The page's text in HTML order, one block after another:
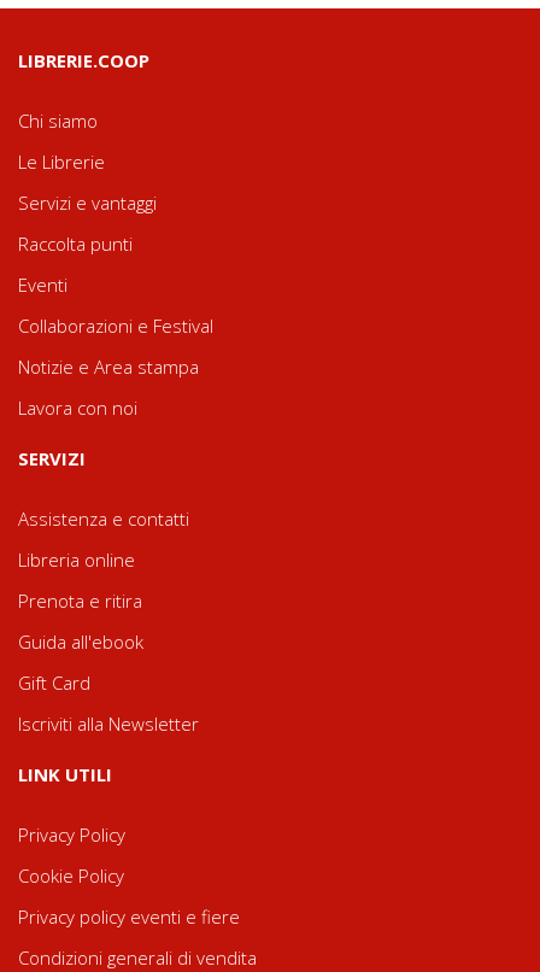
LIBRERIE.COOP
Chi siamo
Le Librerie
Servizi e vantaggi
Raccolta punti
Eventi
Collaborazioni e Festival
Notizie e Area stampa
Lavora con noi
SERVIZI
Assistenza e contatti
Libreria online
Prenota e ritira
Guida all'ebook
Gift Card
Iscriviti alla Newsletter
LINK UTILI
Privacy Policy
Cookie Policy
Privacy policy eventi e fiere
Condizioni generali di vendita